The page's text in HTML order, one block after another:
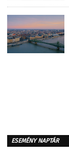
ESEMÉNY NAPTÁR